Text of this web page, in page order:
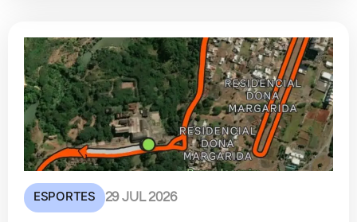
ESPORTES 29 JUL 2026